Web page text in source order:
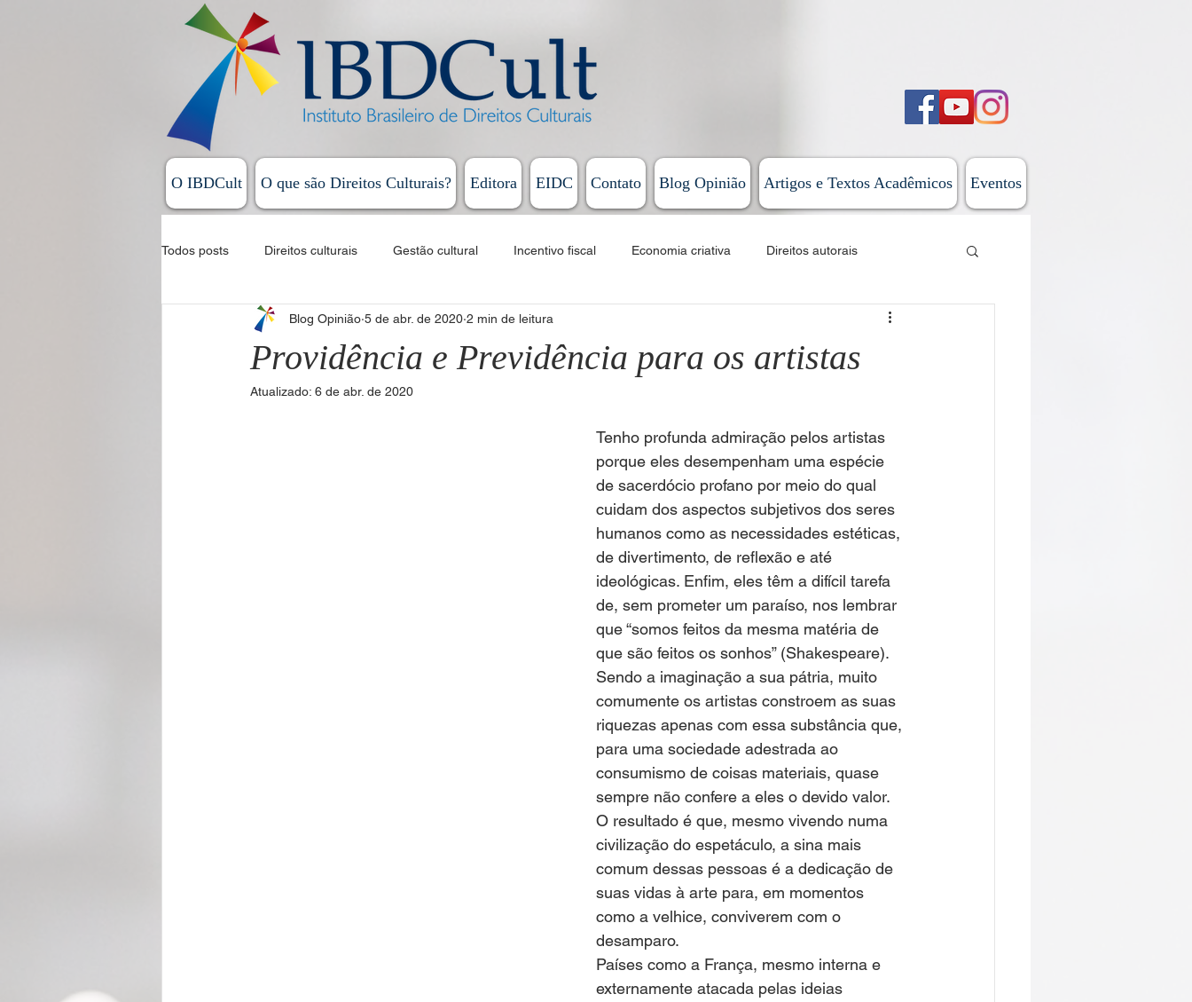
O IBDCult O que são Direitos Culturais? Editora EIDC Contato Blog Opinião Artigos e Textos Acadêmicos Eventos
Todos posts Direitos culturais Gestão cultural Incentivo fiscal Economia criativa Direitos autorais
Sistema Nacional de Cultura Educação Cursos
Allan Magalhães - Coluna Exordial
Mário Pragmácio - Anti-Pragmático Yussef Campos - Coluna do Cafundó
Ricardo Oriá -Contador de Histórias Anita Mattes - Coluna Giramundo
José Olímpio - Collaborate
Cibele Alexandre Uchoa - Novelo Carolina Wanderley - Mironga
Maria Helena Japiassu - Arte Venia Artur Paiva - Contraponto João Polaro
Providência e Previdência para os artistas
Blog Opinião 5 de abr. de 2020 2 min de leitura
Atualizado: 6 de abr. de 2020
Tenho profunda admiração pelos artistas
porque eles desempenham uma espécie
de sacerdócio profano por meio do qual
cuidam dos aspectos subjetivos dos seres
humanos como as necessidades estéticas,
de divertimento, de reflexão e até
ideológicas. Enfim, eles têm a difícil tarefa
de, sem prometer um paraíso, nos lembrar
que “somos feitos da mesma matéria de
que são feitos os sonhos” (Shakespeare).
Sendo a imaginação a sua pátria, muito
comumente os artistas constroem as suas
riquezas apenas com essa substância que,
para uma sociedade adestrada ao
consumismo de coisas materiais, quase
sempre não confere a eles o devido valor.
O resultado é que, mesmo vivendo numa
civilização do espetáculo, a sina mais
comum dessas pessoas é a dedicação de
suas vidas à arte para, em momentos
como a velhice, conviverem com o
desamparo.
Países como a França, mesmo interna e
externamente atacada pelas ideias